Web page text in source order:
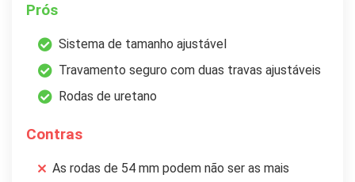
Prós
Sistema de tamanho ajustável
Travamento seguro com duas travas ajustáveis
Rodas de uretano
Contras
As rodas de 54 mm podem não ser as mais